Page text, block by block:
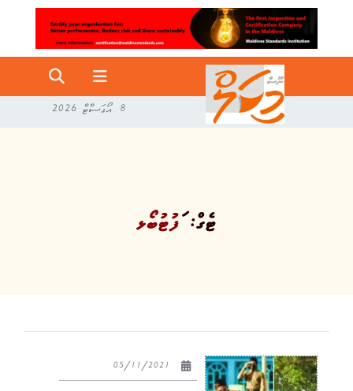
8 އޯގަސްޓް 2026
ޓެގް:ަފުޓުބޯޅ